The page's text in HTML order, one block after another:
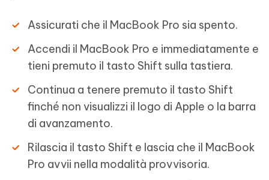
Assicurati che il MacBook Pro sia spento.
Accendi il MacBook Pro e immediatamente e
tieni premuto il tasto Shift sulla tastiera.
Continua a tenere premuto il tasto Shift
finché non visualizzi il logo di Apple o la barra
di avanzamento.
Rilascia il tasto Shift e lascia che il MacBook
Pro avvii nella modalità provvisoria.